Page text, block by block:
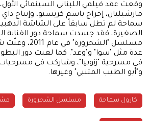
وقعت عقد فيلمي اللبناني السينمائي الأول،
مارشيليان، إخراج باسم كريستو، وإنتاج داي
سماحة لم تطل سابقاً على الشاشة
الصغيرة، فقد جسدت سماحة دور الفنانة
مسلسل
عدة مثل "سوا" و"وعد". كما لعبت دور
في مسرحية "زنوبيا"، وشاركت في مسرحيات
و"أبو الطيب المتنبي" وغيرها.
كارول سماحة مسلسل الشحرورة